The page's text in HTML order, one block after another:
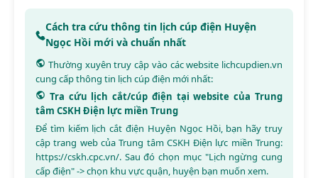
Cách tra cứu thông tin lịch cúp điện Huyện
Ngọc Hồi mới và chuẩn nhất
Thường xuyên truy cập vào các website lichcupdien.vn
cung cấp thông tin lịch cúp điện mới nhất:
Tra cứu lịch cắt/cúp điện tại website của Trung
tâm CSKH Điện lực miền Trung
Để tìm kiếm lịch cắt điện Huyện Ngọc Hồi, bạn hãy truy
cập trang web của Trung tâm CSKH Điện lực miền Trung:
https://cskh.cpc.vn/. Sau đó chọn mục "Lịch ngừng cung
cấp điện" -> chọn khu vực quận, huyện bạn muốn xem.